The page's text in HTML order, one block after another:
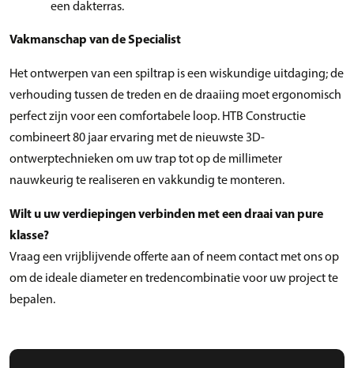
een dakterras.
Vakmanschap van de Specialist
Het ontwerpen van een spiltrap is een wiskundige uitdaging; de
verhouding tussen de treden en de draaiing moet ergonomisch
perfect zijn voor een comfortabele loop. HTB Constructie
combineert 80 jaar ervaring met de nieuwste 3D-
ontwerptechnieken om uw trap tot op de millimeter
nauwkeurig te realiseren en vakkundig te monteren.
Wilt u uw verdiepingen verbinden met een draai van pure
klasse?
Vraag een vrijblijvende offerte aan of neem contact met ons op
om de ideale diameter en tredencombinatie voor uw project te
bepalen.